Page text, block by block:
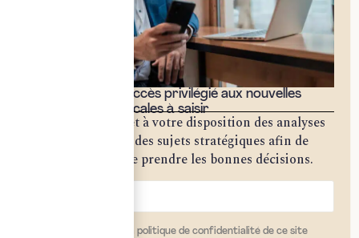
Bénéficiez d'un accès privilégié aux nouvelles
opportunités fiscales à saisir
Notre cabinet met à votre disposition des analyses
approfondies sur des sujets stratégiques afin de
vous permettre de prendre les bonnes décisions.
j'ai lu et j'accepte la politique de confidentialité de ce site